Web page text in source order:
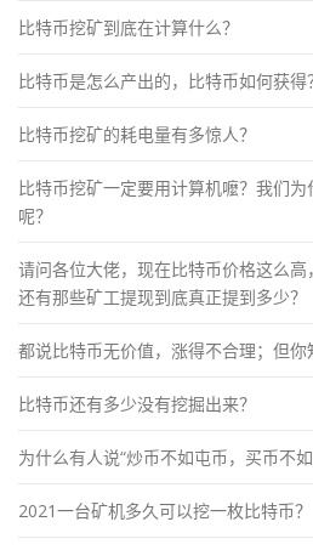
比特币挖矿到底在计算什么？
比特币是怎么产出的，比特币如何获得
比特币挖矿的耗电量有多惊人？
比特币挖矿一定要用计算机嚒？我们
呢？
请问各位大佬，现在比特币价格这么高
还有那些矿工提现到底真正提到多少？
都说比特币无价值，涨得不合理；但你
比特币还有多少没有挖掘出来？
为什么有人说“炒币不如屯币，买币不如
2021一台矿机多久可以挖一枚比特币？